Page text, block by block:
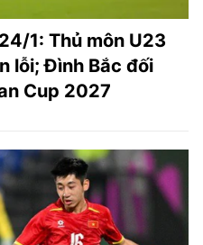
1: Thủ môn U23
lỗi; Đình Bắc đối
Cup 2027